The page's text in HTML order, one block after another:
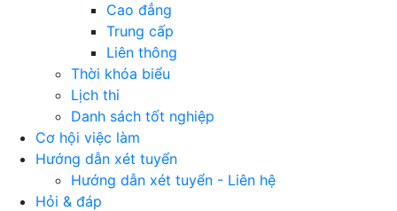
Cao đẳng
Trung cấp
Liên thông
Thời khóa biểu
Lịch thi
Danh sách tốt nghiệp
Cơ hội việc làm
Hướng dẫn xét tuyển
Hướng dẫn xét tuyển - Liên hệ
Hỏi & đáp